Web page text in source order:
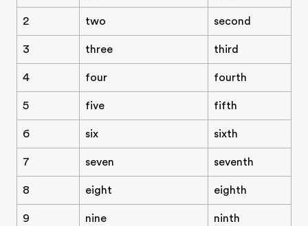
إنضم إلى الفريق 2 two second
3 three third
4 four fourth
5 five fifth
6 six sixth
7 seven seventh
8 eight eighth
9 nine ninth